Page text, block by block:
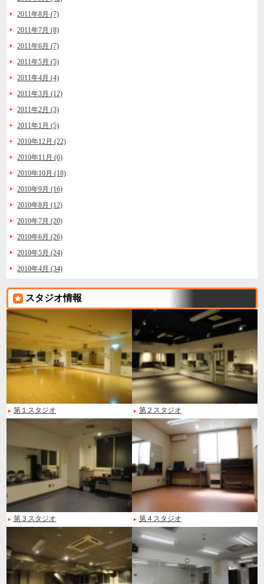
2011年8月 (7)
2011年7月 (8)
2011年6月 (7)
2011年5月 (5)
2011年4月 (4)
2011年3月 (12)
2011年2月 (3)
2011年1月 (5)
2010年12月 (22)
2010年11月 (6)
2010年10月 (18)
2010年9月 (16)
2010年8月 (12)
2010年7月 (20)
2010年6月 (26)
2010年5月 (24)
2010年4月 (34)
スタジオ情報
第１スタジオ 第２スタジオ
第３スタジオ 第４スタジオ